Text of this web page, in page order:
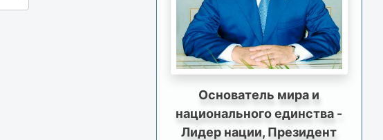
Основатель мира и
национального единства -
Лидер нации, Президент